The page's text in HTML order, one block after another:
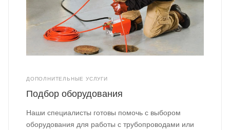
ДОПОЛНИТЕЛЬНЫЕ УСЛУГИ
Подбор оборудования
Наши специалисты готовы помочь с выбором
оборудования для работы с трубопроводами или